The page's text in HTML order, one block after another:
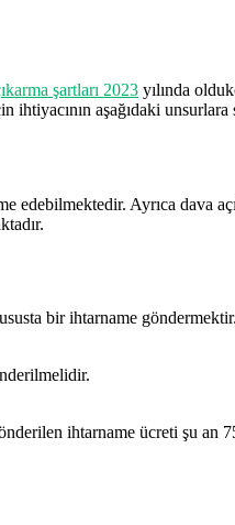
şartları 2023 yılında
aşağıdaki unsurlara
edebilmektedir. Ayrıca dava
bir ihtarname
ihtarname ücreti şu an